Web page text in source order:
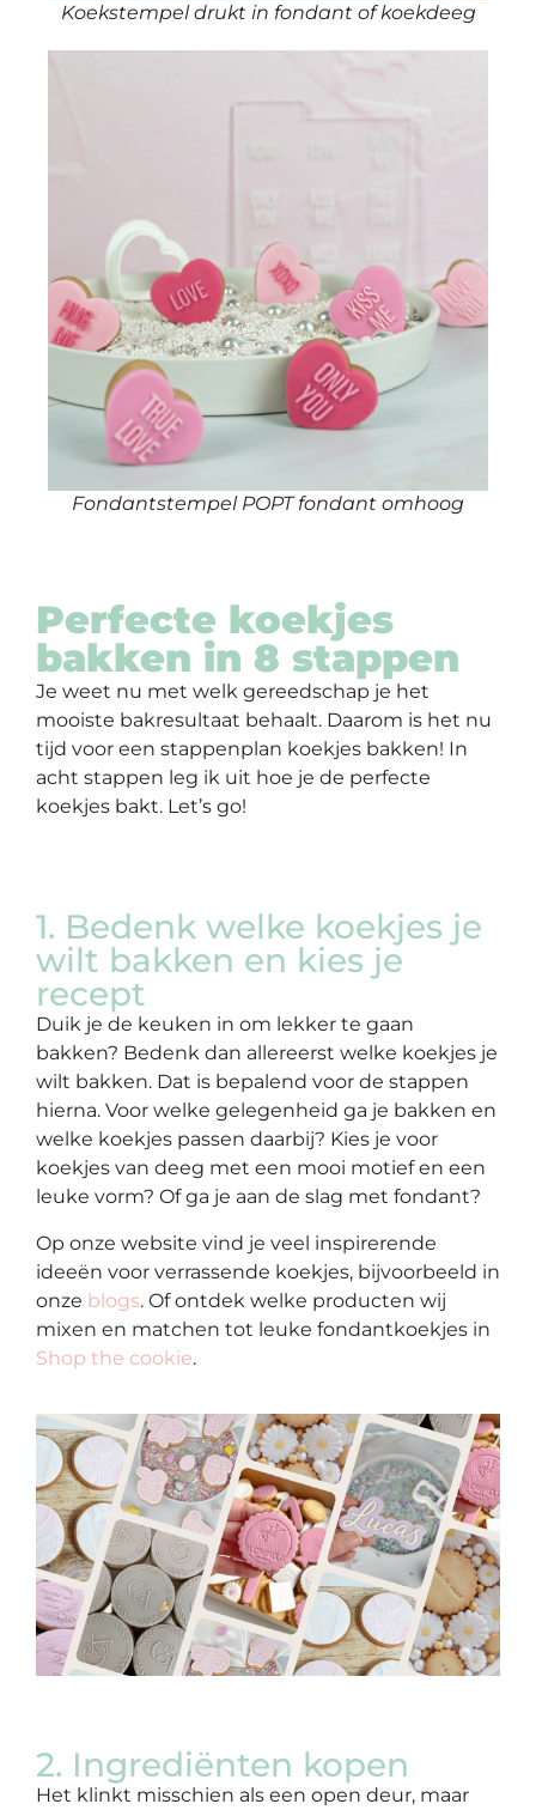
Koekstempel drukt in fondant of koekdeeg
Fondantstempel POPT fondant omhoog
Perfecte koekjes
bakken in 8 stappen
Je weet nu met welk gereedschap je het
mooiste bakresultaat behaalt. Daarom is het nu
tijd voor een stappenplan koekjes bakken! In
acht stappen leg ik uit hoe je de perfecte
koekjes bakt. Let’s go!
1. Bedenk welke koekjes je
wilt bakken en kies je
recept
Duik je de keuken in om lekker te gaan
bakken? Bedenk dan allereerst welke koekjes je
wilt bakken. Dat is bepalend voor de stappen
hierna. Voor welke gelegenheid ga je bakken en
welke koekjes passen daarbij? Kies je voor
koekjes van deeg met een mooi motief en een
leuke vorm? Of ga je aan de slag met fondant?
Op onze website vind je veel inspirerende
ideeën voor verrassende koekjes, bijvoorbeeld in
onze blogs. Of ontdek welke producten wij
mixen en matchen tot leuke fondantkoekjes in
Shop the cookie.
2. Ingrediënten kopen
Het klinkt misschien als een open deur, maar